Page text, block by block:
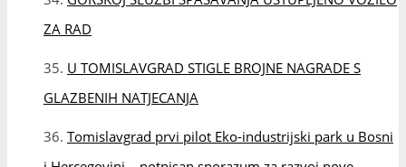
PROGRAM OBILJEŽAVANJA DANA BRIGADE KRALJA
TOMISLAVA I DANA HRVATSKIH BRANITELJA OPĆINE
TOMISLAVGRAD
NAJBOLJIM OSNOVNOŠKOLCIMA DODIJELJENE
POHVALNICE